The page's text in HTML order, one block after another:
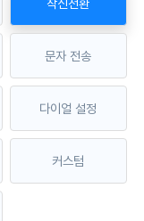
문자 전송
다이얼 설정
커스텀